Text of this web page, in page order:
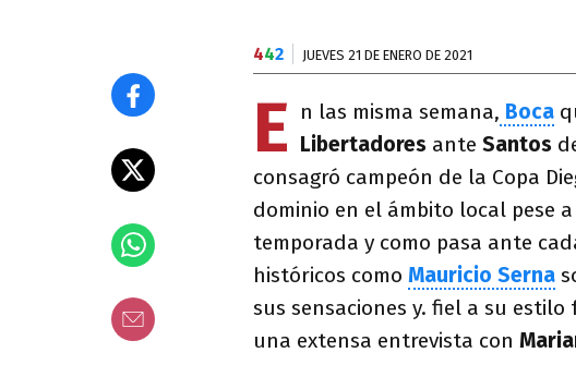
442 JUEVES 21 DE ENERO DE 2021
E n las misma semana, Boca
Libertadores ante Santos
consagró campeón de la Copa
dominio en el ámbito local pese
temporada y como pasa ante
históricos como Mauricio Serna
sus sensaciones y. fiel a su
una extensa entrevista con